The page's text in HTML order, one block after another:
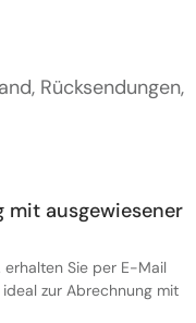
Rücksendungen,
mit ausgewiesener
erhalten Sie per E-Mail
zur Abrechnung mit